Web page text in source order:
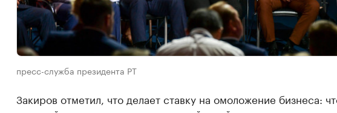
пресс-служба президента РТ
Закиров отметил, что делает ставку на омоложение бизнеса: